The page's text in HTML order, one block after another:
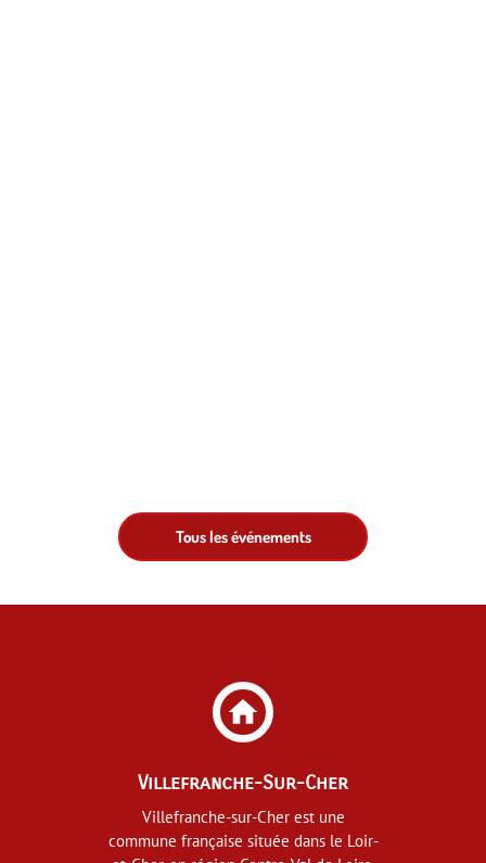
Tous les événements
home
Villefranche-Sur-Cher
Villefranche-sur-Cher est une
commune française située dans le Loir-